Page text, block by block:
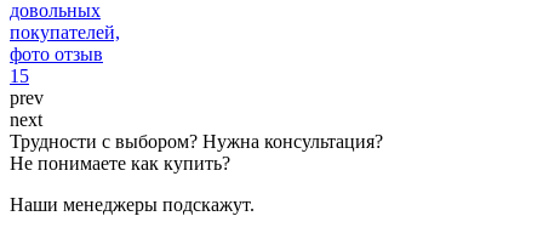
prev
next
Трудности с выбором? Нужна консультация?
Не понимаете как купить?
Наши менеджеры подскажут.